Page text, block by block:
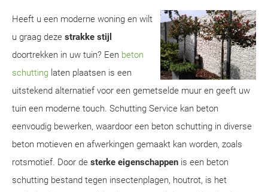
Heeft u een moderne woning en wilt
u graag deze strakke stijl
doortrekken in uw tuin? Een beton
schutting laten plaatsen is een
uitstekend alternatief voor een gemetselde muur en geeft uw
tuin een moderne touch. Schutting Service kan beton
eenvoudig bewerken, waardoor een beton schutting in diverse
beton motieven en afwerkingen gemaakt kan worden, zoals
rotsmotief. Door de sterke eigenschappen is een beton
schutting bestand tegen insectenplagen, houtrot, is het